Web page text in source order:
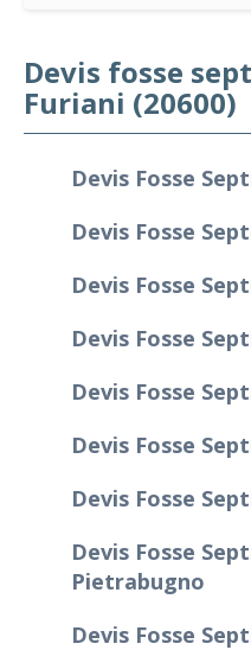
Devis fosse
Furiani (20600)
Devis Fosse
Devis Fosse
Devis Fosse
Devis Fosse
Devis Fosse
Devis Fosse
Devis Fosse
Devis Fosse
Pietrabugno
Devis Fosse